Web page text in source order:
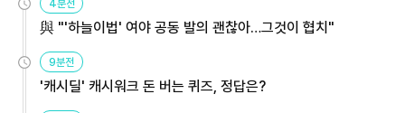
4분전
與 "'하늘이법' 여야 공동 발의 괜찮아…그것이 협치"
9분전
'캐시딜' 캐시워크 돈 버는 퀴즈, 정답은?